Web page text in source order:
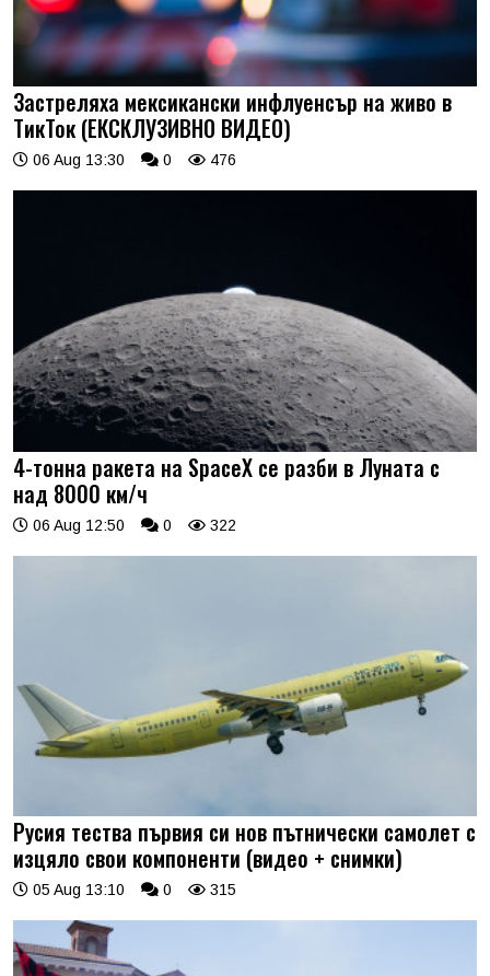
Застреляха мексикански инфлуенсър на живо в
ТикТок (ЕКСКЛУЗИВНО ВИДЕО)
06 Aug 13:30 0 476
4-тонна ракета на SpaceX се разби в Луната с
над 8000 км/ч
06 Aug 12:50 0 322
Русия тества първия си нов пътнически самолет с
изцяло свои компоненти (видео + снимки)
05 Aug 13:10 0 315